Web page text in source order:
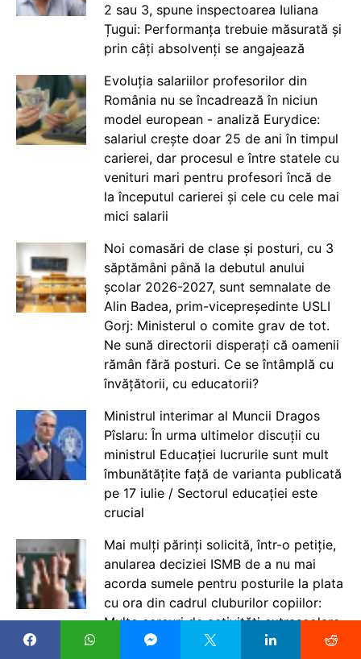
2 sau 3, spune inspectoarea Iuliana
Țugui: Performanța trebuie măsurată și
prin câți absolvenți se angajează
Evoluția salariilor profesorilor din
România nu se încadrează în niciun
model european - analiză Eurydice:
salariul crește doar 25 de ani în timpul
carierei, dar procesul e între statele cu
venituri mari pentru profesori încă de
la începutul carierei și cele cu cele mai
mici salarii
Noi comasări de clase și posturi, cu 3
săptămâni până la debutul anului
școlar 2026-2027, sunt semnalate de
Alin Badea, prim-vicepreședinte USLI
Gorj: Ministerul o comite grav de tot.
Ne sună directorii disperați că oamenii
rămân fără posturi. Ce se întâmplă cu
învățătorii, cu educatorii?
Ministrul interimar al Muncii Dragos
Pîslaru: În urma ultimelor discuții cu
ministrul Educației lucrurile sunt mult
îmbunătățite față de varianta publicată
pe 17 iulie / Sectorul educației este
crucial
Mai mulți părinți solicită, într-o petiție,
anularea deciziei ISMB de a nu mai
acorda sumele pentru posturile la plata
cu ora din cadrul cluburilor copiilor:
Multe cercuri de activități extrașcolare
vor dispărea de la 1 septembrie, spun